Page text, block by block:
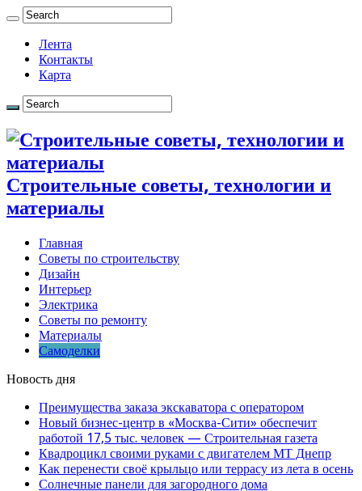
Лента
Контакты
Карта
Строительные советы, технологии и
материалы
Главная
Советы по строительству
Дизайн
Интерьер
Электрика
Советы по ремонту
Материалы
Самоделки
Новость дня
Преимущества заказа экскаватора с оператором
Новый бизнес-центр в «Москва-Сити» обеспечит
работой 17,5 тыс. человек — Строительная газета
Квадроцикл своими руками с двигателем МТ Днепр
Как перенести своё крыльцо или террасу из лета в осень
Солнечные панели для загородного дома